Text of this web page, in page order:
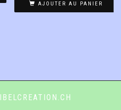
AJOUTER AU PANIER